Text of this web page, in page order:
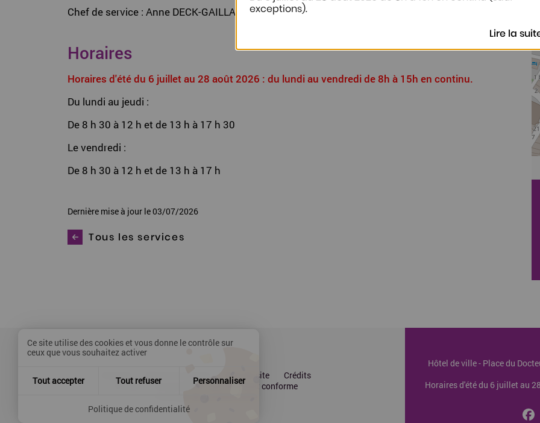
Chef de service : Anne DECK-GAILLARD
Horaires
Horaires d'été du 6 juillet au 28 août 2026 : du lundi au vendredi de 8h à 15h en continu.
Du lundi au jeudi :
De 8 h 30 à 12 h et de 13 h à 17 h 30
Le vendredi :
De 8 h 30 à 12 h et de 13 h à 17 h
Dernière mise à jour le 03/07/2026
Tous les services
Contact Mentions légales Plan du site
Crédits
Presse
Accessibilité : partiellement conforme
Hôtel de ville - Place du
Horaires d'été du 6 juillet au
exceptions).
Lire la
Ce site utilise des cookies et vous donne le contrôle sur
ceux que vous souhaitez activer
Tout accepter Tout refuser Personnaliser
Politique de confidentialité